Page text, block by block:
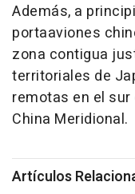
Además, a
portaaviones
zona contigua
territoriales de
remotas en el
China Meridional.
Artículos